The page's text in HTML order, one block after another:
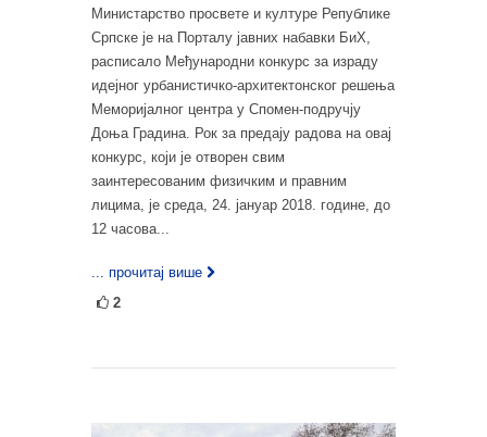
Министарство просвете и културе Републике
Српске је на Порталу јавних набавки БиХ,
расписало Међународни конкурс за израду
идејног урбанистичко-архитектонског решења
Меморијалног центра у Спомен-подручју
Доња Градина. Рок за предају радова на овај
конкурс, који је отворен свим
заинтересованим физичким и правним
лицима, је среда, 24. јануар 2018. године, до
12 часова...
... прочитај више
2